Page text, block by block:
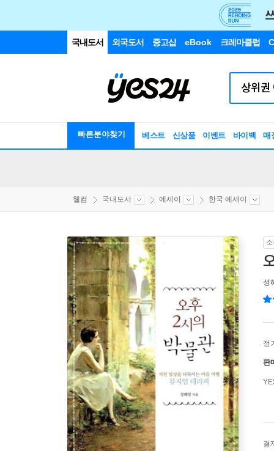
국내도서 외국도서 중고샵 eBook 크레마클럽
빠른분야찾기 베스트 신상품 이벤트 바이백 매
웰컴 국내도서 에세이 한국 에세이
성
정
판
결